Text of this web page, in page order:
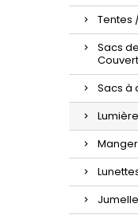
Tentes
Sacs
Sacs à